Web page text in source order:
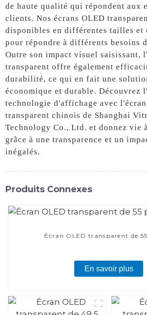
de haute qualité qui répondent aux
clients. Nos écrans OLED
disponibles en différentes tailles et
pour répondre à différents besoins
Outre son impact visuel saisissant,
transparent offre également
durabilité, ce qui en fait une
économique et durable. Découvrez
technologie d'affichage avec
transparent chinois de Shanghai
Technology Co., Ltd. et donnez vie
grâce à une transparence et un
inégalés.
Produits Connexes
Écran OLED transparent de
En savoir plus